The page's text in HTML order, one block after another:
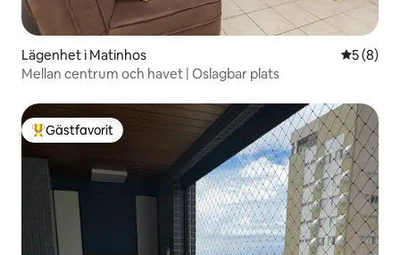
Lägenhet i Matinhos 5 av 5 i
5 (8)
Mellan centrum och havet | Oslagbar plats
Populär gästfavorit
Gästfavorit